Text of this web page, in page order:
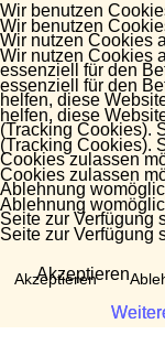
Wir benutzen
Wir nutzen Cookies
essenziell für den
helfen, diese
(Tracking Cookies).
Cookies zulassen
Ablehnung
Seite zur Verfügung
Akzeptieren
Wir benutzen
Wir nutzen Cookies
essenziell für den
helfen, diese
(Tracking Cookies).
Cookies zulassen
Ablehnung
Seite zur Verfügung
Akzeptieren